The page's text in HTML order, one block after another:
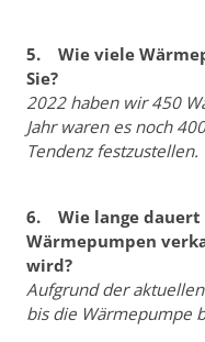
5. Wie viele
Sie?
2022 haben wir 450
Jahr waren es noch
Tendenz festzustellen.
6. Wie lange dauert
Wärmepumpen
wird?
Aufgrund der
bis die Wärmepumpe